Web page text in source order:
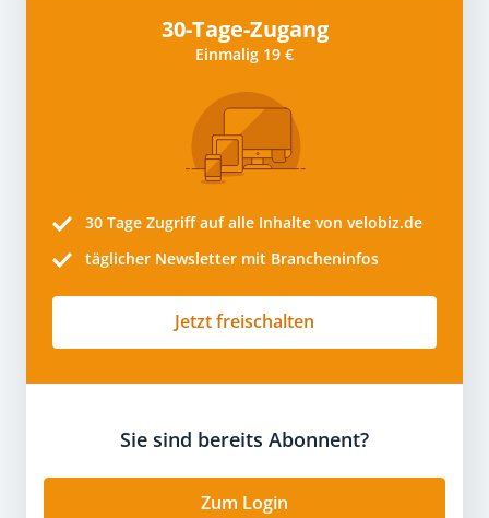
30-Tage-Zugang
Einmalig 19 €
30 Tage Zugriff auf alle Inhalte von velobiz.de
täglicher Newsletter mit Brancheninfos
Jetzt freischalten
Sie sind bereits Abonnent?
Zum Login